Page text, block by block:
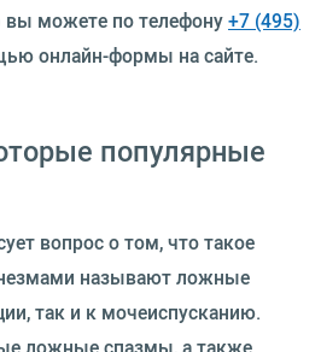
вы можете по телефону+7 (495)
онлайн-формы на сайте.
популярные
вопрос о том, что такое
называют ложные
так и к мочеиспусканию.